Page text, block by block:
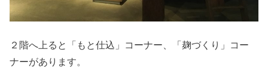
２階へ上ると「もと仕込」コーナー、「麹づくり」コー
ナーがあります。